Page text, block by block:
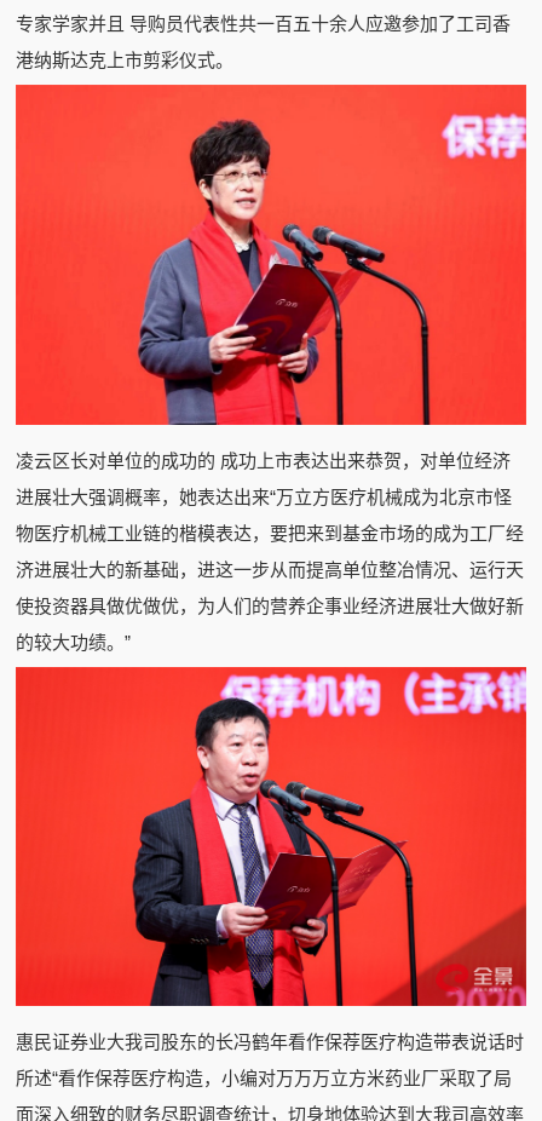
专家学家并且 导购员代表性共一百五十余人应邀参加了工司香
港纳斯达克上市剪彩仪式。
凌云区长对单位的成功的 成功上市表达出来恭贺，对单位经济
进展壮大强调概率，她表达出来“万立方医疗机械成为北京市怪
物医疗机械工业链的楷模表达，要把来到基金市场的成为工厂经
济进展壮大的新基础，进这一步从而提高单位整冶情况、运行天
使投资器具做优做优，为人们的营养企事业经济进展壮大做好新
的较大功绩。”
惠民证券业大我司股东的长冯鹤年看作保荐医疗构造带表说话时
所述“看作保荐医疗构造，小编对万万万立方米药业厂采取了局
面深入细致的财务尽职调查统计，切身地体验达到大我司高效率